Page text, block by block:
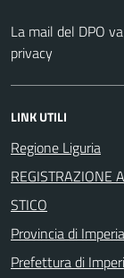
La mail del DPO
privacy
LINK UTILI
Regione Liguria
REGISTRAZIONE
STICO
Provincia di Imperia
Prefettura di